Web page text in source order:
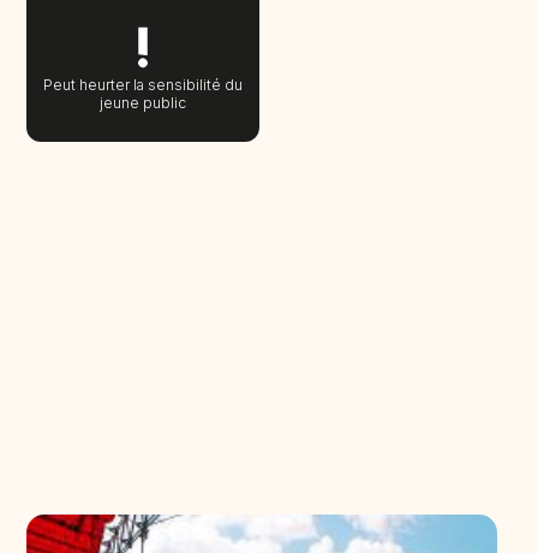
Peut heurter la sensibilité du
jeune public